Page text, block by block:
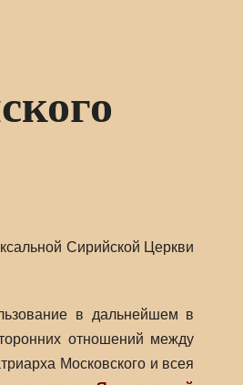
Сирийской Церкви
в дальнейшем в
отношений между
Московского и всея